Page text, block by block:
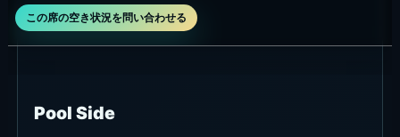
この席の空き状況を問い合わせる
Pool Side